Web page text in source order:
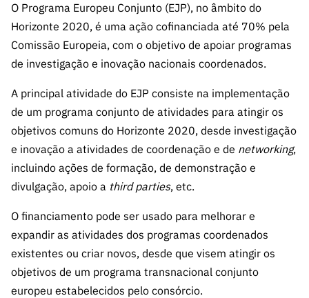
es de I&D
Infraestru
turas
Outros
es I&D
Infraestru
turas
Outros
Apoios
e Informação
Acesso a dados
estatísticos para fins
científicos – Protocolo
INE/DGEEC/FCT
Balcão da Ciência
Newsletter
Agenda
Media e
Identidade
Subscrever
Subscrever
Direct Mail
de
Concursos
FCT
Subscrever
Direct Mail
de
Concursos
Transparência
Estudos e Planeamento
Estratégico
Documentos de Gestão
Apoios Comunitários
LINKS
RÁPIDOS
A FCT em
Números
Acreditaç
ão,
Certificaç
ão e
Fiscais
ento,
Aquisição
Serviços e
Parcerias
O Programa Europeu Conjunto (EJP), no âmbito do
Horizonte 2020, é uma ação cofinanciada até 70% pela
Comissão Europeia, com o objetivo de apoiar programas
de investigação e inovação nacionais coordenados.
A principal atividade do EJP consiste na implementação
de um programa conjunto de atividades para atingir os
objetivos comuns do Horizonte 2020, desde investigação
e inovação a atividades de coordenação e de networking,
incluindo ações de formação, de demonstração e
divulgação, apoio a third parties, etc.
O financiamento pode ser usado para melhorar e
expandir as atividades dos programas coordenados
existentes ou criar novos, desde que visem atingir os
objetivos de um programa transnacional conjunto
europeu estabelecidos pelo consórcio.